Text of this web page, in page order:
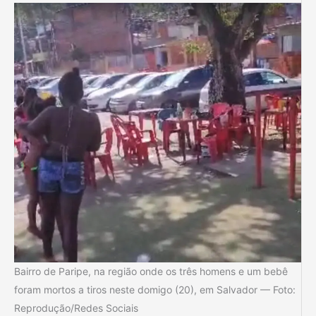
Bairro de Paripe, na região onde os três homens e um bebê
foram mortos a tiros neste domigo (20), em Salvador — Foto:
Reprodução/Redes Sociais